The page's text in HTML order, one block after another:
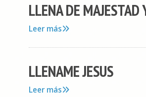
LLENA DE MAJESTAD
Leer más
LLENAME JESUS
Leer más